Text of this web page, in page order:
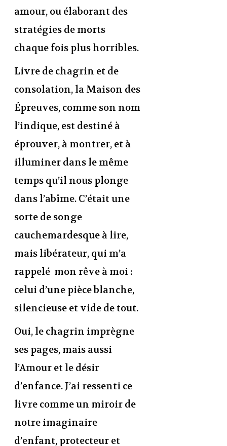
amour, ou élaborant des
stratégies de morts
chaque fois plus horribles.
Livre de chagrin et de
consolation, la Maison des
Épreuves, comme son nom
l’indique, est destiné à
éprouver, à montrer, et à
illuminer dans le même
temps qu’il nous plonge
dans l’abîme. C’était une
sorte de songe
cauchemardesque à lire,
mais libérateur, qui m’a
rappelé mon rêve à moi :
celui d’une pièce blanche,
silencieuse et vide de tout.
Oui, le chagrin imprègne
ses pages, mais aussi
l’Amour et le désir
d’enfance. J’ai ressenti ce
livre comme un miroir de
notre imaginaire
d’enfant, protecteur et